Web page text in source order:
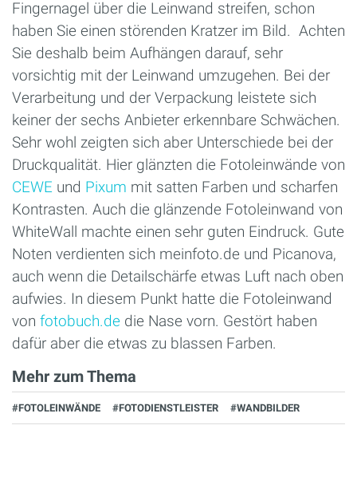
Fingernagel über die Leinwand streifen, schon
haben Sie einen störenden Kratzer im Bild. Achten
Sie deshalb beim Aufhängen darauf, sehr
vorsichtig mit der Leinwand umzugehen. Bei der
Verarbeitung und der Verpackung leistete sich
keiner der sechs Anbieter erkennbare Schwächen.
Sehr wohl zeigten sich aber Unterschiede bei der
Druckqualität. Hier glänzten die Fotoleinwände von
CEWE und Pixum mit satten Farben und scharfen
Kontrasten. Auch die glänzende Foto­leinwand von
WhiteWall machte einen sehr guten Eindruck. Gute
Noten verdienten sich meinfoto.de und Picanova,
auch wenn die Detailschärfe etwas Luft nach oben
aufwies. In diesem Punkt hatte die Fotoleinwand
von fotobuch.de die Nase vorn. Gestört haben
dafür aber die etwas zu blassen Farben.
Mehr zum Thema
#FOTOLEINWÄNDE #FOTODIENSTLEISTER #WANDBILDER